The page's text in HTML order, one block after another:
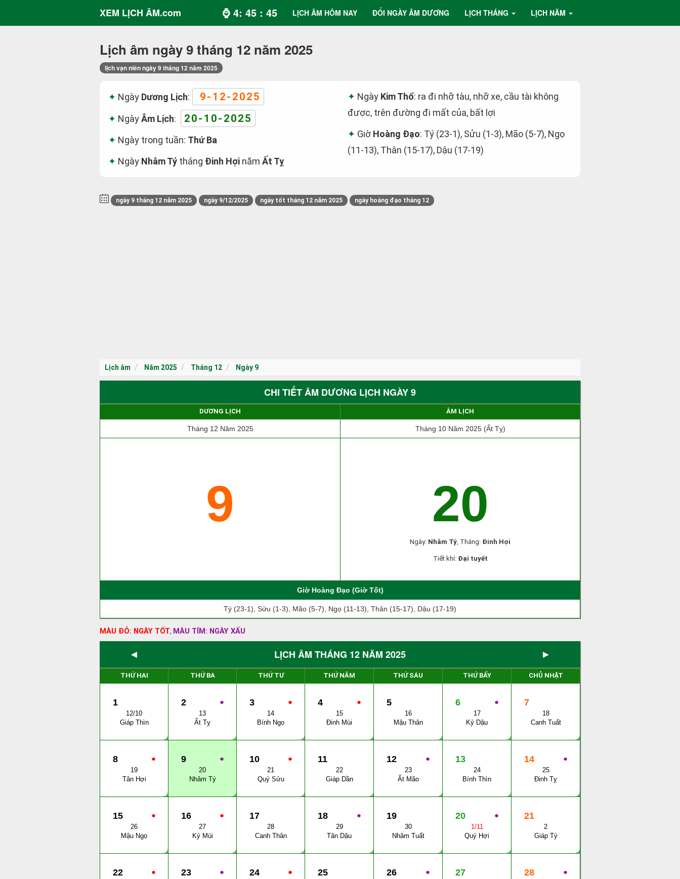
XEM LỊCH ÂM.com ⌚ 4: 45 : 46 LỊCH ÂM HÔM NAY ĐỔI NGÀY ÂM DƯƠNG LỊCH THÁNG LỊCH NĂM
Lịch âm ngày 9 tháng 12 năm 2025
lịch vạn niên ngày 9 tháng 12 năm 2025
Ngày Dương Lịch: 9-12-2025
NgàyÂm Lịch: 20-10-2025
Ngày trong tuần: Thứ Ba
Ngày Nhâm Tý tháng Đinh Hợi năm Ất Tỵ
Ngày Kim Thổ: ra đi nhỡ tàu, nhỡ xe, cầu tài không
được, trên đường đi mất của, bất lợi
Giờ Hoàng Đạo: Tý (23-1), Sửu (1-3), Mão (5-7), Ngọ
(11-13), Thân (15-17), Dậu (17-19)
ngày 9 tháng 12 năm 2025 ngày 9/12/2025 ngày tốt tháng 12 năm 2025 ngày hoàng đạo tháng 12
Lịch âm Năm 2025 Tháng 12 Ngày 9
CHI TIẾT ÂM DƯƠNG LỊCH NGÀY 9
DƯƠNG LỊCH ÂM LỊCH
Tháng 12 Năm 2025 Tháng 10 Năm 2025 (Ất Tỵ)
9 20
Ngày: Nhâm Tý, Tháng: Đinh Hợi
Tiết khí: Đại tuyết
Giờ Hoàng Đạo (Giờ Tốt)
Tý (23-1), Sửu (1-3), Mão (5-7), Ngọ (11-13), Thân (15-17), Dậu (17-19)
MÀU ĐỎ: NGÀY TỐT, MÀU TÍM: NGÀY XẤU
◄ LỊCH ÂM THÁNG 12 NĂM 2025 ►
THỨ HAI THỨ BA THỨ TƯ THỨ NĂM THỨ SÁU THỨ BẨY CHỦ NHẬT
1
12/10
Giáp Thìn
●
2
13
Ất Tỵ
●
3
14
Bính Ngọ
●
4
15
Đinh Mùi
5
16
Mậu Thân
●
6
17
Kỷ Dậu
7
18
Canh Tuất
●
8
19
Tân Hợi
●
9
20
Nhâm Tý
●
10
21
Quý Sửu
11
22
Giáp Dần
●
12
23
Ất Mão
13
24
Bính Thìn
●
14
25
Đinh Tỵ
●
15
26
Mậu Ngọ
●
16
27
Kỷ Mùi
17
28
Canh Thân
●
18
29
Tân Dậu
19
30
Nhâm Tuất
●
20
1/11
Quý Hợi
21
2
Giáp Tý
●
22 ●
23 ●
24 25 ●
26 27 ●
28